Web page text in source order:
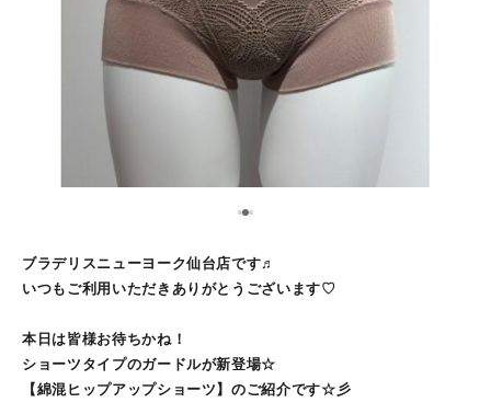
12
ブラデリスニューヨーク仙台店です♬
いつもご利用いただきありがとうございます♡
本日は皆様お待ちかね！
ショーツタイプのガードルが新登場☆
【綿混ヒップアップショーツ】のご紹介です☆彡